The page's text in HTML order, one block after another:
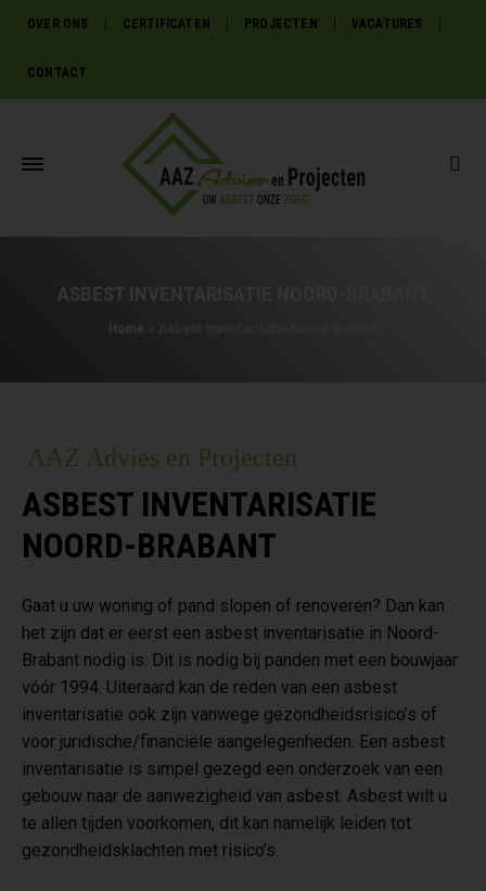
OVER ONS CERTIFICATEN PROJECTEN VACATURES
CONTACT
ASBEST INVENTARISATIE NOORD-BRABANT
Home
AAZ Advies en Projecten
ASBEST INVENTARISATIE
NOORD-BRABANT
Gaat u uw woning of pand slopen of renoveren? Dan kan
het zijn dat er eerst een asbest inventarisatie in Noord-
Brabant nodig is. Dit is nodig bij panden met een bouwjaar
vóór 1994. Uiteraard kan de reden van een asbest
inventarisatie ook zijn vanwege gezondheidsrisico’s of
voor juridische/financiële aangelegenheden. Een asbest
inventarisatie is simpel gezegd een onderzoek van een
gebouw naar de aanwezigheid van asbest. Asbest wilt u
te allen tijden voorkomen, dit kan namelijk leiden tot
gezondheidsklachten met risico’s.